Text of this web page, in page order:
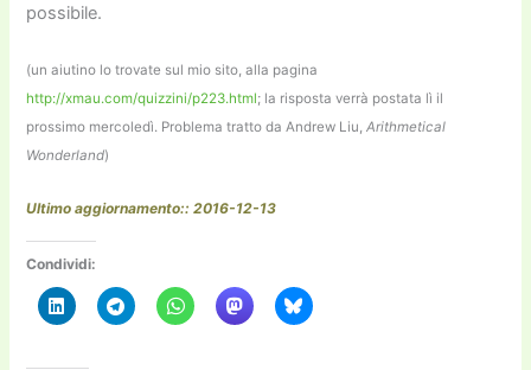
possibile.
(un aiutino lo trovate sul mio sito, alla pagina
http://xmau.com/quizzini/p223.html; la risposta verrà postata lì il
prossimo mercoledì. Problema tratto da Andrew Liu,Arithmetical
Wonderland)
Ultimo aggiornamento:: 2016-12-13
Condividi: